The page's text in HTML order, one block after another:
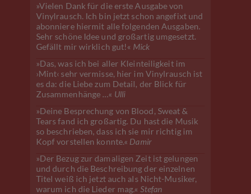
»Vielen Dank für die erste Ausgabe von
Vinylrausch. Ich bin jetzt schon angefixt und
abonniere hiermit alle folgenden Ausgaben.
Sehr schöne Idee und großartig umgesetzt.
Gefällt mir wirklich gut!« Mick
»Das, was ich bei aller Kleinteiligkeit im
›Mint‹ sehr vermisse, hier im Vinylrausch ist
es da: die Liebe zum Detail, der Blick für
Zusammenhänge …« Ulli
»Deine Besprechung von Blood, Sweat &
Tears fand ich großartig. Du hast die Musik
so beschrieben, dass ich sie mir richtig im
Kopf vorstellen konnte.« Damir
»Der Bezug zur damaligen Zeit ist gelungen
und durch die Beschreibung der einzelnen
Titel weiß ich jetzt auch als Nicht-Musiker,
warum ich die Lieder mag.« Stefan